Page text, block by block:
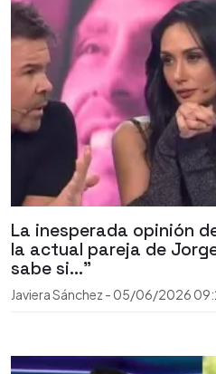
La inesperada opinión
la actual pareja de
sabe si..."
Javiera Sánchez - 05/06/2026